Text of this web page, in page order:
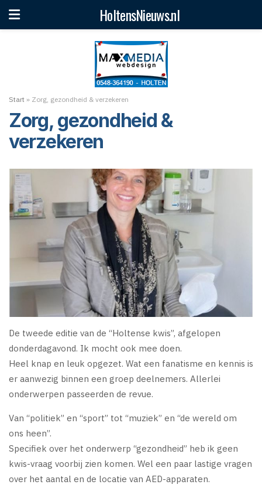
HoltensNieuws.nl
Start » Zorg, gezondheid & verzekeren
Zorg, gezondheid &
verzekeren
De tweede editie van de “Holtense kwis”, afgelopen
donderdagavond. Ik mocht ook mee doen.
Heel knap en leuk opgezet. Wat een fanatisme en kennis is
er aanwezig binnen een groep deelnemers. Allerlei
onderwerpen passeerden de revue.
Van “politiek” en “sport” tot “muziek” en “de wereld om
ons heen”.
Specifiek over het onderwerp “gezondheid” heb ik geen
kwis-vraag voorbij zien komen. Wel een paar lastige vragen
over het aantal en de locatie van AED-apparaten.